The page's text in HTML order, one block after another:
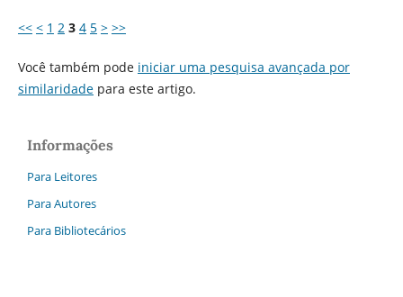
<< < 1 2 3 4 5 > >>
Você também pode iniciar uma pesquisa avançada por
similaridadepara este artigo.
Informações
Para Leitores
Para Autores
Para Bibliotecários